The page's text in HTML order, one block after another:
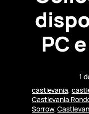
PC
1
castlevania,
Castlevania
Sorrow,